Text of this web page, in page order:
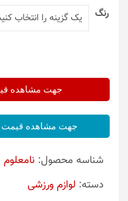
رنگ
جهت مشاهده
جهت مشاهده قیمت
شناسه محصول: نامعلوم
دسته: لوازم ورزشی